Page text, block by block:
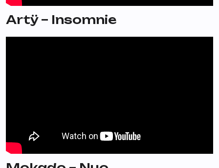
Artÿ – Insomnie